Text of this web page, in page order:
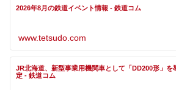
2026年8月の鉄道イベント情報 - 鉄道コム
www.tetsudo.com
JR北海道、新型事業用機関車として「DD200形」
定 - 鉄道コム